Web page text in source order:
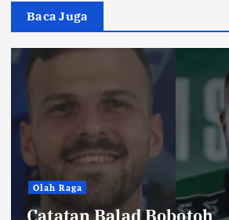
Baca Juga
Hiburan